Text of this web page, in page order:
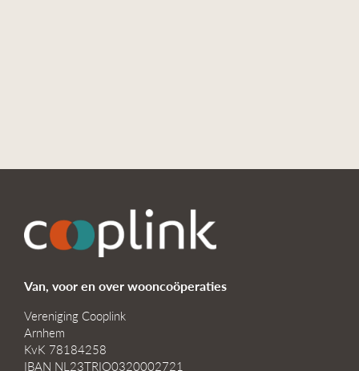
Van, voor en over wooncoöperaties
Vereniging Cooplink
Arnhem
KvK 78184258
IBAN NL23TRIO0320002721